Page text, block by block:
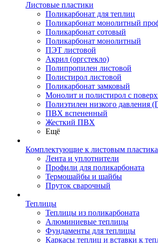
Листовые пластики
Поликарбонат для теплиц
Поликарбонат монолитный
Поликарбонат сотовый
Поликарбонат монолитный
ПЭТ листовой
Акрил (оргстекло)
Полипропилен листовой
Полистирол листовой
Поликарбонат замковый
Монолит и полистирол с
Полиэтилен низкого давления
ПВХ вспененный
Жесткий ПВХ
Ещё
Комплектующие к листовым
Лента и уплотнители
Профили для поликарбоната
Термошайбы и шайбы
Пруток сварочный
Теплицы
Теплицы из поликарбоната
Алюминиевые теплицы
Фундаменты для теплицы
Каркасы теплиц и вставки к